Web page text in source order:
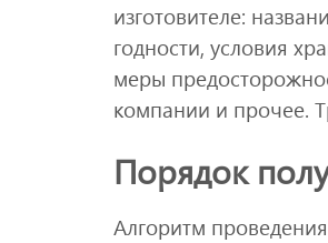
изготовителе:
годности, условия
меры
компании и прочее.
Порядок
Алгоритм